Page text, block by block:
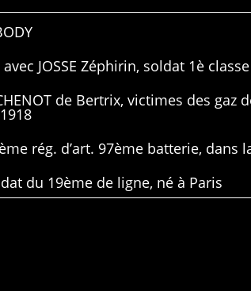
JOSSE Zéphirin, soldat 1è
de Bertrix, victimes des gaz
rég. d’art. 97ème batterie, dans
du 19ème de ligne, né à Paris